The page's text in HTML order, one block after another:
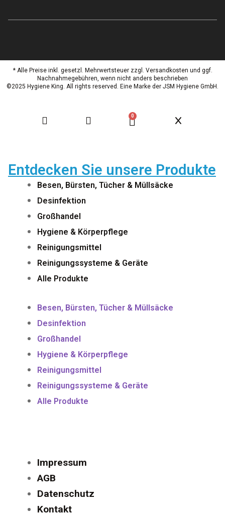
* Alle Preise inkl. gesetzl. Mehrwertsteuer zzgl. Versandkosten und ggf.
Nachnahmegebühren, wenn nicht anders beschrieben
©2025 Hygiene King. All rights reserved. Eine Marke der JSM Hygiene GmbH.
0
Entdecken Sie unsere Produkte
Besen, Bürsten, Tücher & Müllsäcke
Desinfektion
Großhandel
Hygiene & Körperpflege
Reinigungsmittel
Reinigungssysteme & Geräte
Alle Produkte
Besen, Bürsten, Tücher & Müllsäcke
Desinfektion
Großhandel
Hygiene & Körperpflege
Reinigungsmittel
Reinigungssysteme & Geräte
Alle Produkte
Impressum
AGB
Datenschutz
Kontakt